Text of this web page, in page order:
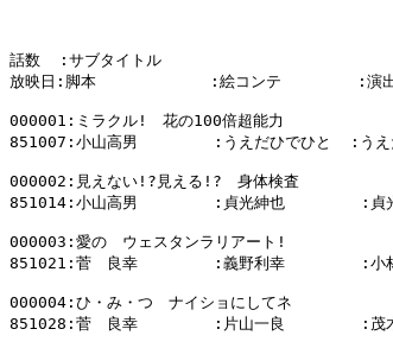
話数  :サブタイトル
放映日:脚本            :絵コンテ        :演
000001:ミラクル!　花の100倍超能力
851007:小山高男        :うえだひでひと  :うえ
000002:見えない!?見える!?　身体検査
851014:小山高男        :貞光紳也        :貞
000003:愛の　ウェスタンラリアート!
851021:菅　良幸        :義野利幸        :小
000004:ひ・み・つ　ナイショにしてネ
851028:菅　良幸        :片山一良        :茂